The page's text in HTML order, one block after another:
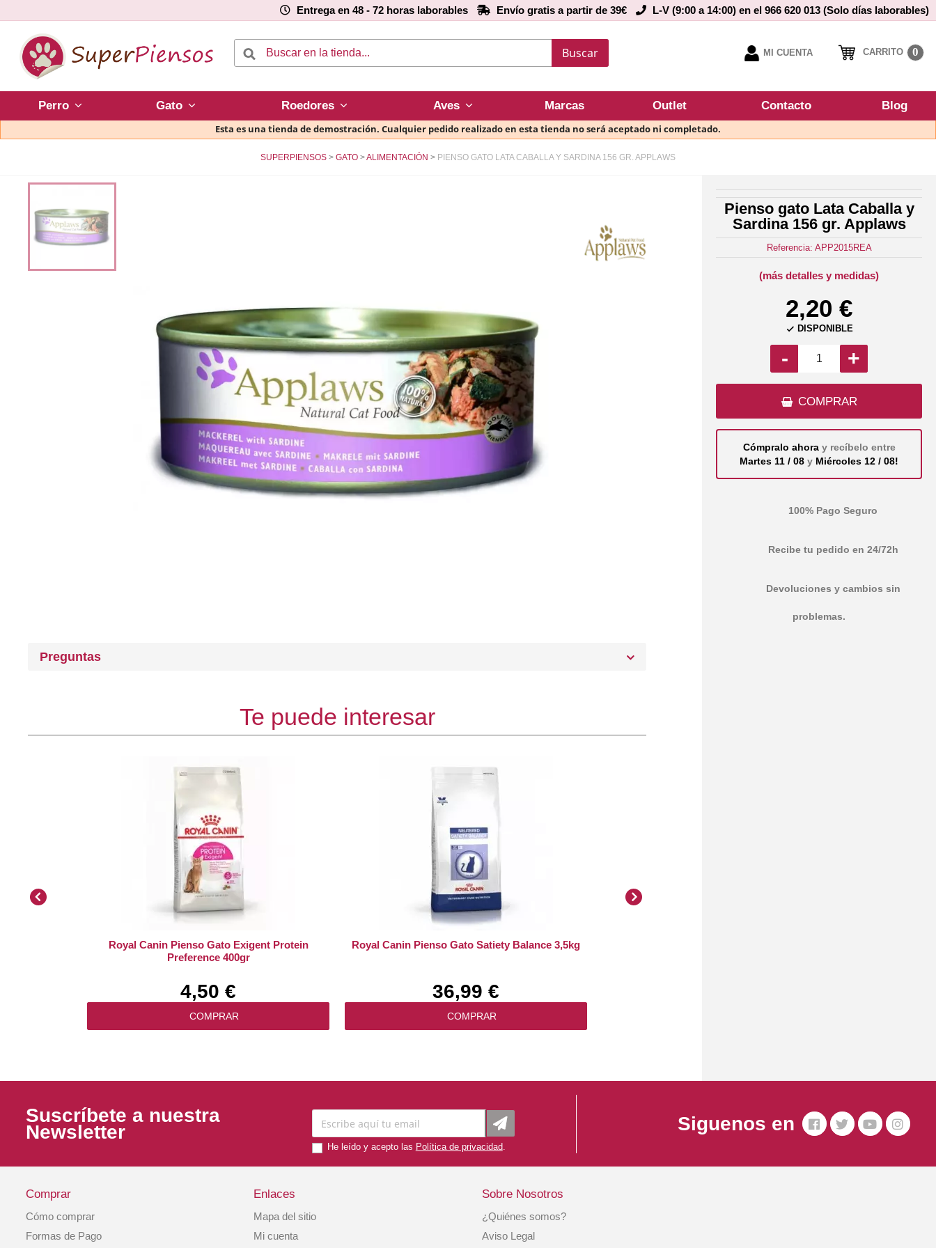
Entrega en 48 - 72 horas laborables Envío gratis a partir de 39€ L-V (9:00 a 14:00) en el 966 620 013 (Solo días laborables)
Buscar MI CUENTA CARRITO 0
Perro Gato Roedores Aves Marcas Outlet Contacto Blog
Esta es una tienda de demostración. Cualquier pedido realizado en esta tienda no será aceptado ni completado.
SUPERPIENSOS GATO ALIMENTACIÓN PIENSO GATO LATA CABALLA Y SARDINA 156 GR. APPLAWS
Pienso gato Lata Caballa y
Sardina 156 gr. Applaws
Referencia: APP2015REA
(más detalles y medidas)
2,20 €
 DISPONIBLE
- +
COMPRAR
Cómpralo ahora y recíbelo entre
Martes 11 / 08 y Miércoles 12 / 08!
100% Pago Seguro
Recibe tu pedido en 24/72h
Devoluciones y cambios sin
problemas.
Preguntas
Te puede interesar
Royal Canin Pienso Gato Exigent Protein
Preference 400gr
4,50 €
COMPRAR
Royal Canin Pienso Gato Satiety Balance 3,5kg
36,99 €
COMPRAR
Pienso Gato Canyon River Con Trucha Y
Salmón Ahumado 2kg TOW2594
Royal Canin Pienso Húmedo Gato Maine Coon
1x85gr
Suscríbete a nuestra
Newsletter
He leído y acepto las Política de privacidad.
Siguenos en
Comprar
Cómo comprar
Formas de Pago
Enlaces
Mapa del sitio
Mi cuenta
Sobre Nosotros
¿Quiénes somos?
Aviso Legal